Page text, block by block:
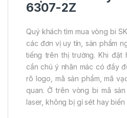
6307-2Z
Quý khách tìm mua vòng bi
các đơn vị uy tín, sản phẩm
tiếng trên thị trường. Khi đặt
cần chú ý nhãn mác có đầy
rõ logo, mã sản phẩm, mã
quan. Ở trên vòng bi mã
laser, không bị gỉ sét hay biến